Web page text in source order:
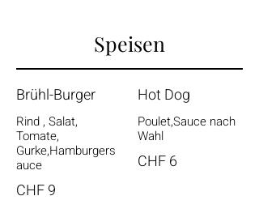
Speisen
Brühl-Burger
Rind , Salat,
Tomate,
Gurke,Hamburgers
auce
CHF 9
Hot Dog
Poulet,Sauce nach
Wahl
CHF 6